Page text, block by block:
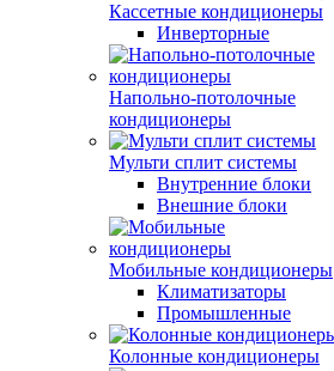
Кассетные кондиционеры
Инверторные
Напольно-потолочные
кондиционеры
Мульти сплит системы
Внутренние блоки
Внешние блоки
Мобильные кондиционеры
Климатизаторы
Промышленные
Колонные кондиционеры